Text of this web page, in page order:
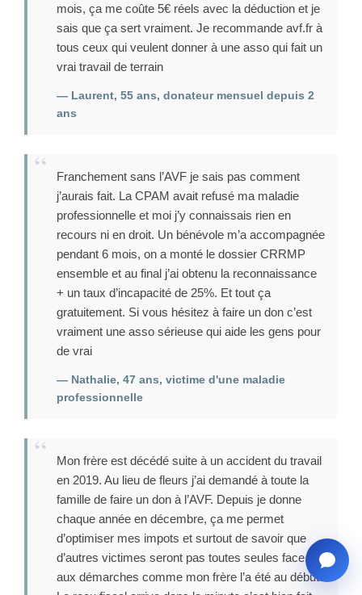
mois, ça me coûte 5€ réels avec la déduction et je
sais que ça sert vraiment. Je recommande avf.fr à
tous ceux qui veulent donner à une asso qui fait un
vrai travail de terrain
— Laurent, 55 ans, donateur mensuel depuis 2
ans
Franchement sans l’AVF je sais pas comment
j’aurais fait. La CPAM avait refusé ma maladie
professionnelle et moi j’y connaissais rien en
recours ni en droit. Un bénévole m’a accompagnée
pendant 6 mois, on a monté le dossier CRRMP
ensemble et au final j’ai obtenu la reconnaissance
+ un taux d’incapacité de 25%. Et tout ça
gratuitement. Si vous hésitez à faire un don c’est
vraiment une asso sérieuse qui aide les gens pour
de vrai
— Nathalie, 47 ans, victime d'une maladie
professionnelle
Mon frère est décédé suite à un accident du travail
en 2019. Au lieu de fleurs j’ai demandé à toute la
famille de faire un don à l’AVF. Depuis je donne
chaque année en décembre, ça me permet
d’optimiser mes impots et surtout de savoir que
d’autres victimes seront pas toutes seules face
aux démarches comme mon frère l’a été au début.